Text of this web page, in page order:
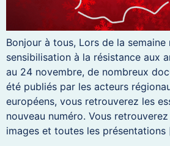
Bonjour à tous, Lors de la semaine
sensibilisation à la résistance aux
au 24 novembre, de nombreux
été publiés par les acteurs
européens, vous retrouverez les
nouveau numéro. Vous
images et toutes les